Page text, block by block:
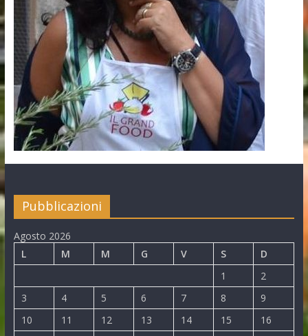
Pubblicazioni
Agosto 2026
L
M M G V S
D
1
2
3
4 5 6 7 8
9
10
11 12 13 14 15
16